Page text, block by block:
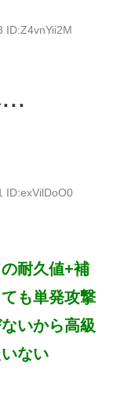
ID:Z4vnYii2M
･･
ID:exVilDoO0
耐久値+補
も単発攻撃
いから高級
ない